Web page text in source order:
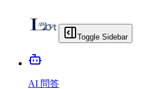
Toggle Sidebar
AI 問答